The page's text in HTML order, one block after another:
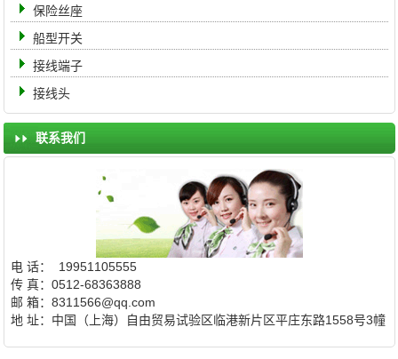
保险丝座
船型开关
接线端子
接线头
联系我们
电 话： 19951105555
传 真：0512-68363888
邮 箱：8311566@qq.com
地 址：中国（上海）自由贸易试验区临港新片区平庄东路1558号3幢